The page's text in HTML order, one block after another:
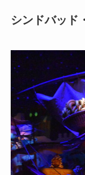
シンドバッド